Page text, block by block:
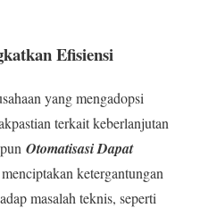
Efisiensi
yang mengadopsi
terkait keberlanjutan
Otomatisasi Dapat
ketergantungan
masalah teknis, seperti